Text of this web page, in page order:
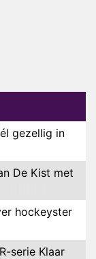
gezellig in
De Kist met
hockeyster
serie Klaar